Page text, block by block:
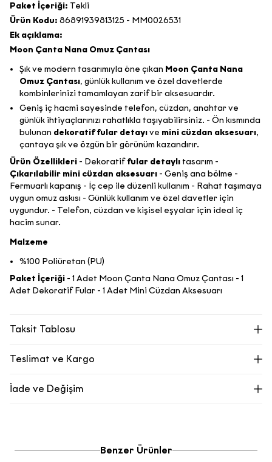
Paket İçeriği: Tekli
Ürün Kodu: 86891939813125 - MM0026531
Ek açıklama:
Moon Çanta Nana Omuz Çantası
Şık ve modern tasarımıyla öne çıkan Moon Çanta Nana
Omuz Çantası, günlük kullanım ve özel davetlerde
kombinlerinizi tamamlayan zarif bir aksesuardır.
Geniş iç hacmi sayesinde telefon, cüzdan, anahtar ve
günlük ihtiyaçlarınızı rahatlıkla taşıyabilirsiniz. - Ön kısmında
bulunan dekoratif fular detayıve mini cüzdan aksesuarı,
çantaya şık ve özgün bir görünüm kazandırır.
Ürün Özellikleri - Dekoratiffular detaylıtasarım -
Çıkarılabilir mini cüzdan aksesuarı - Geniş ana bölme -
Fermuarlı kapanış - İç cep ile düzenli kullanım - Rahat taşımaya
uygun omuz askısı - Günlük kullanım ve özel davetler için
uygundur. - Telefon, cüzdan ve kişisel eşyalar için ideal iç
hacim sunar.
Malzeme
%100 Poliüretan (PU)
Paket İçeriği - 1 Adet Moon Çanta Nana Omuz Çantası - 1
Adet Dekoratif Fular - 1 Adet Mini Cüzdan Aksesuarı
Taksit Tablosu
Teslimat ve Kargo
teslim edilir.
Tahmini teslimat süremiz, siparişiniz kargo firmasına teslim
İade ve Değişim
Ecrou online mağazamızdan değişim seçeneğimiz bulunmamaktadır.
Benzer Ürünler